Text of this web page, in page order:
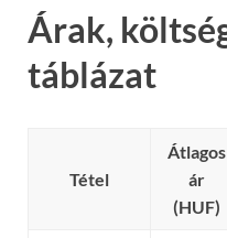
Árak,
táblázat
Tétel
Átlagos
ár
(HUF)